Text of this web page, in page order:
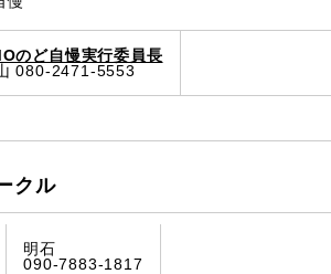
のど自慢実行委員長
080-2471-5553
クル
明石
090-7883-1817